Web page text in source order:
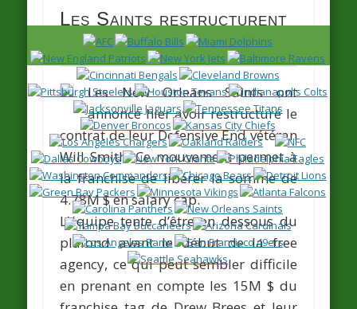
Les Saints restructurent
le contrat de Will Smith
Les New Orleans Saints ont
annoncé hier avoir restructuré le
contrat de leur Defensive End vétéran
Will Smith.Ce mouvement permet à
la franchise de libérer la somme de
4.78M $ en salary cap.
L’équipe tente d’être en dessous du
plafond avant le début de la free
agency, ce qui peut sembler difficile
en prenant en compte les 15M $ du